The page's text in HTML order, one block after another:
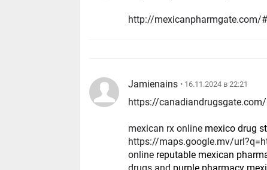
http://mexicanpharmgate.com/
Jamienains • 16.11.2024 в 22:21
https://
mexican rx online mexico drug
https://maps.google.mv/
online reputable mexican